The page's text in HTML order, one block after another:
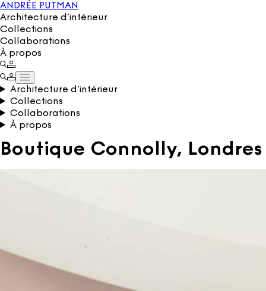
ANDRÉE PUTMAN
Architecture d’intérieur
Collections
Collaborations
À propos
Architecture d’intérieur
Collections
Collaborations
À propos
Boutique Connolly, Londres